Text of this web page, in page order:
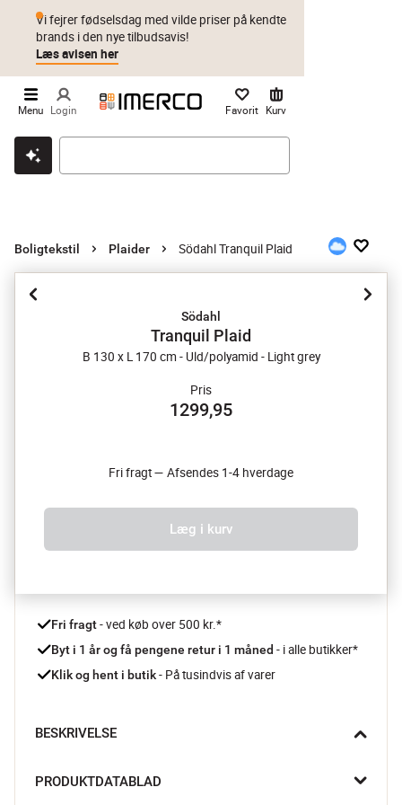
Klik & hent Byt i 1 år Prismatch
Vi fejrer fødselsdag med vilde priser på kendte
brands i den nye tilbudsavis!
Læs avisen her
Menu Login Favorit Kurv
Boligtekstil Plaider Södahl Tranquil Plaid
Södahl
Tranquil Plaid
B 130 x L 170 cm - Uld/polyamid - Light grey
Pris
1299,95
Fri fragt — Afsendes 1-4 hverdage
Læg i kurv
Fri fragt - ved køb over 500 kr.*
Byt i 1 år og få pengene retur i 1 måned - i alle butikker*
Klik og hent i butik - På tusindvis af varer
BESKRIVELSE
den dekorativt  i dit hjem, vil Tranquil plaiden fra Södahl løfte dit
PRODUKTDATABLAD